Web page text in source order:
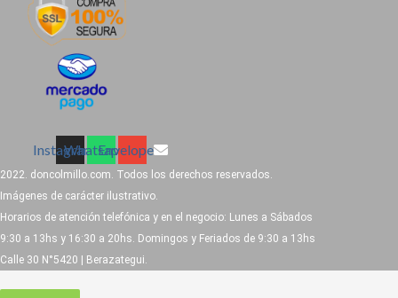
InstagramWhatsappEnvelope
2022. doncolmillo.com. Todos los derechos reservados.
Imágenes de carácter ilustrativo.
Horarios de atención telefónica y en el negocio: Lunes a Sábados
9:30 a 13hs y 16:30 a 20hs. Domingos y Feriados de 9:30 a 13hs
Calle 30 N°5420 | Berazategui.